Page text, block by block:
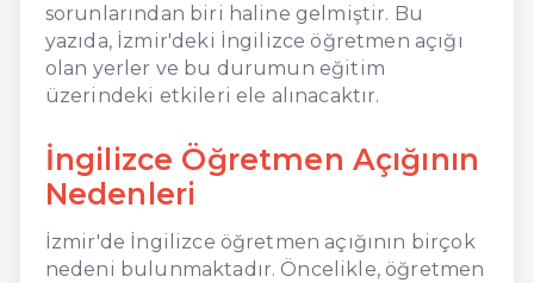
sorunlarından biri haline gelmiştir. Bu
yazıda, İzmir'deki İngilizce öğretmen açığı
olan yerler ve bu durumun eğitim
üzerindeki etkileri ele alınacaktır.
İngilizce Öğretmen Açığının
Nedenleri
İzmir'de İngilizce öğretmen açığının birçok
nedeni bulunmaktadır. Öncelikle, öğretmen